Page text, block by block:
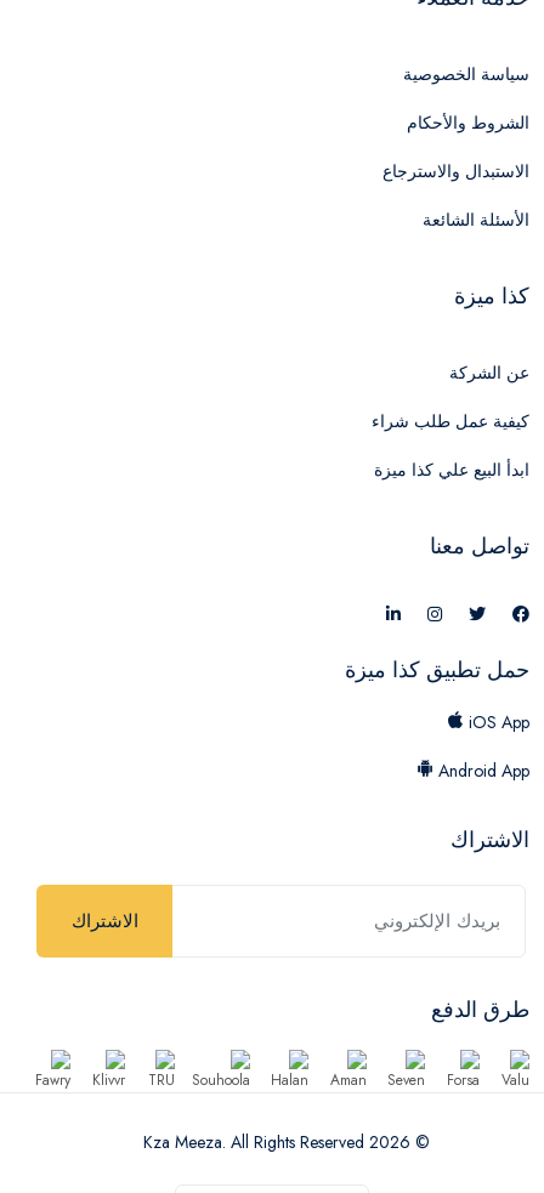
سياسة الخصوصية
الشروط والأحكام
الاستبدال والاسترجاع
الأسئلة الشائعة
كذا ميزة
عن الشركة
كيفية عمل طلب شراء
ابدأ البيع علي كذا ميزة
تواصل معنا
حمل تطبيق كذا ميزة
iOS App
Android App
الاشتراك
الاشتراك
طرق الدفع
© 2026 Kza Meeza. All Rights Reserved